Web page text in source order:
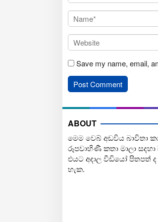
Save my name, email,
ABOUT
මෙම වෙබ් අඩවිය බාවිතා
රූපවාහිණී කතා මාලා
එයට අදාල වීඩියෝ පිතපත්
හැක.